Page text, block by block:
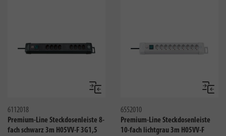
Vergleichen
6112018
Premium-Line Steckdosenleiste 8-
fach schwarz 3m H05VV-F 3G1,5
6552010
Premium-Line Steckdosenleiste
10-fach lichtgrau 3m H05VV-F